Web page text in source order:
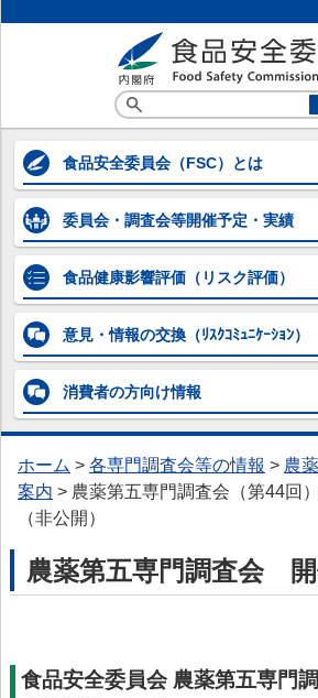
各専門調査会等の情報
各専門調査会等の情報
> 企画等専門調査会
> 添加物専門調査会
> 農薬第一～第五専門調査会
> 動物用医薬品専門調査会
> 器具・容器包装専門調査会
> 汚染物質等専門調査会
> 微生物・ウイルス専門調査会
> プリオン専門調査会
> かび毒・自然毒等専門調査会
> 遺伝子組換え食品等専門調査会
> 肥料・飼料等専門調査会
食品安全委員会 （FSC）とは
委員会・調査会等開催予定・実績
食品健康影響評価 （リスク評価）
意見・情報の交換 （ﾘｽｸｺﾐｭﾆｹｰｼｮﾝ）
消費者の方向け情報
ホーム > 各専門調査会等の情報 > 農
案内 > 農薬第五専門調査会（第44回
（非公開）
農薬第五専門調査会
食品安全委員会 農薬第五専門